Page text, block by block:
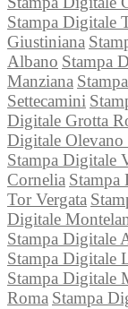
Stampa Digitale
Giustiniana
Albano Stampa
Manziana
Settecamini
Digitale Grotta
Digitale Olevano
Stampa Digitale
Cornelia Stampa
Tor Vergata
Digitale
Stampa Digitale
Stampa Digitale
Stampa Digitale
Roma Stampa